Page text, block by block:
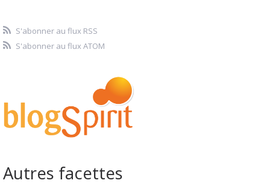
S'abonner au flux RSS
S'abonner au flux ATOM
Autres facettes